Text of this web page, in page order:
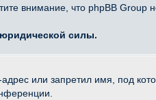
внимание, что phpBB
силы.
или запретил имя, под